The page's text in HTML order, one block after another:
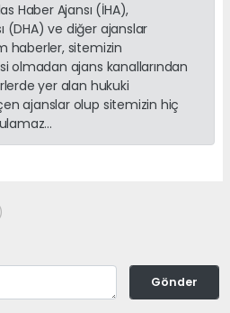
Haber Ajansı (İHA),
(DHA) ve diğer ajanslar
haberler, sitemizin
olmadan ajans kanallarından
yer alan hukuki
ajanslar olup sitemizin hiç
Gönder